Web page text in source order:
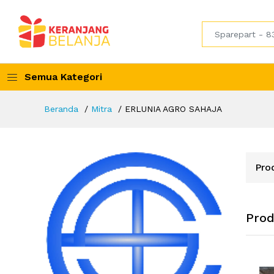
Semua Kategori
Beranda Mitra ERLUNIA AGRO SAHAJA